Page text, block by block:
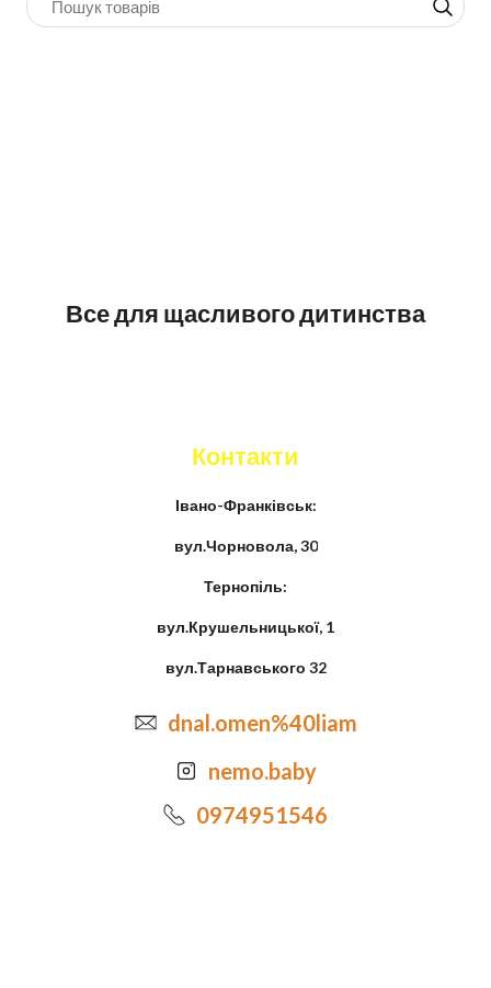
Все для щасливого дитинства
Контакти
Івано-Франківськ:
вул.Чорновола, 30
Тернопіль:
вул.Крушельницької, 1
вул.Тарнавського 32
dnal.omen%40liam
nemo.baby
0974951546